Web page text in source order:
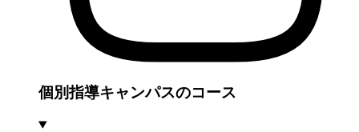
個別指導キャンパスのコース